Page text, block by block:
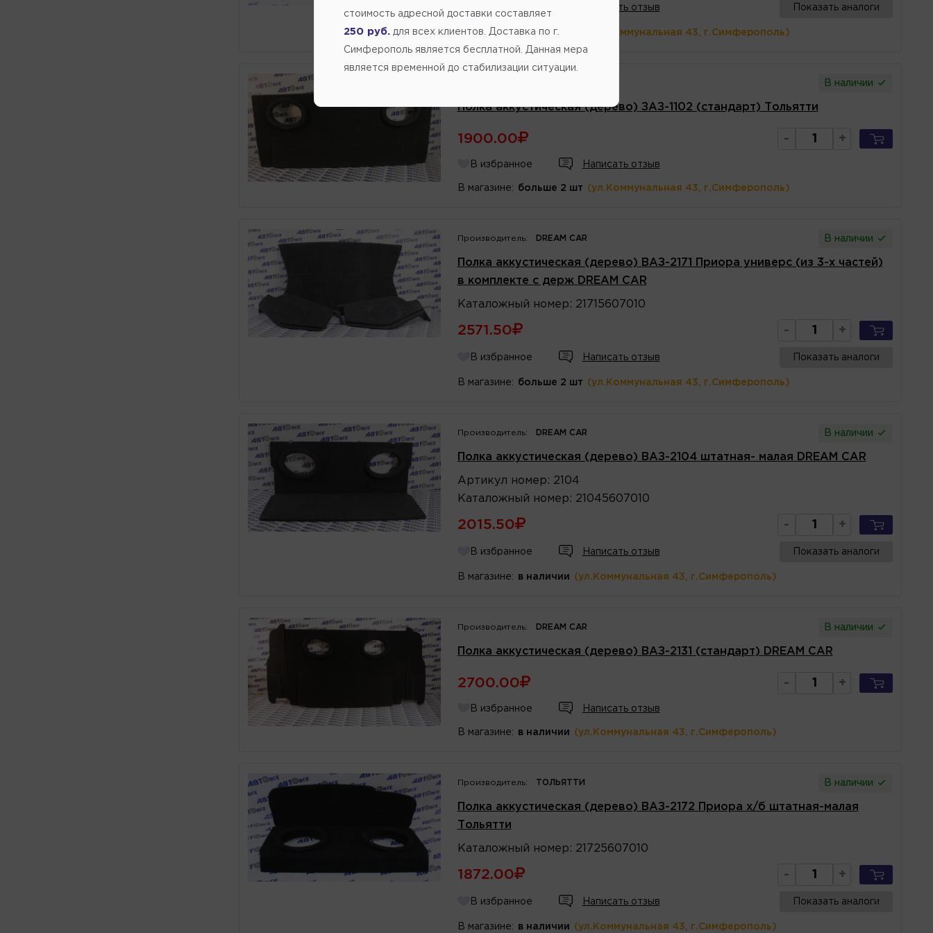
Написать отзыв Показать аналоги
В магазине: больше 2 шт (ул.Коммунальная 43, г.Симферополь)
В наличии
Полка аккустическая (дерево) ЗАЗ-1102 (стандарт) Тольятти
1900.00 - +
В избранное Написать отзыв
В магазине: больше 2 шт (ул.Коммунальная 43, г.Симферополь)
Производитель: DREAM CAR В наличии
Полка аккустическая (дерево) ВАЗ-2171 Приора универс (из 3-х частей)
в комплекте с держ DREAM CAR
Каталожный номер : 21715607010
2571.50 - +
В избранное Написать отзыв Показать аналоги
В магазине: больше 2 шт (ул.Коммунальная 43, г.Симферополь)
Производитель: DREAM CAR В наличии
Полка аккустическая (дерево) ВАЗ-2104 штатная- малая DREAM CAR
Артикул номер : 2104
Каталожный номер : 21045607010
2015.50 - +
В избранное Написать отзыв Показать аналоги
В магазине: в наличии (ул.Коммунальная 43, г.Симферополь)
Производитель: DREAM CAR В наличии
Полка аккустическая (дерево) ВАЗ-2131 (стандарт) DREAM CAR
2700.00 - +
В избранное Написать отзыв
В магазине: в наличии (ул.Коммунальная 43, г.Симферополь)
Производитель: ТОЛЬЯТТИ В наличии
Полка аккустическая (дерево) ВАЗ-2172 Приора х/б штатная-малая
Тольятти
Каталожный номер : 21725607010
1872.00 - +
В избранное Написать отзыв Показать аналоги
В магазине: в наличии (ул.Коммунальная 43, г.Симферополь)
стоимость адресной доставки составляет
250 руб. для всех клиентов. Доставка по г.
Симферополь является бесплатной. Данная мера
является временной до стабилизации ситуации.